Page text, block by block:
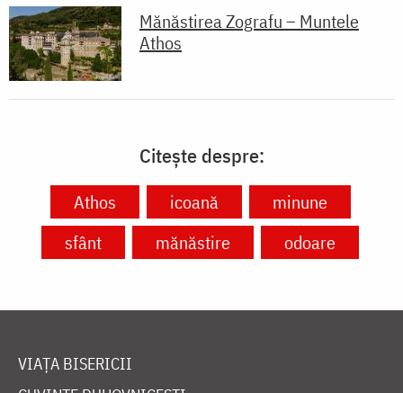
Mănăstirea Zografu – Muntele
Athos
Citește despre:
Athos icoană
minune
sfânt
mănăstire odoare
VIAȚA BISERICII